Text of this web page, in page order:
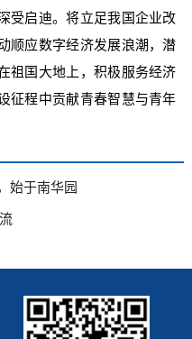
受启迪。将立足我国企业改
顺应数字经济发展浪潮，潜
祖国大地上，积极服务经济
征程中贡献青春智慧与青年
始于南华园